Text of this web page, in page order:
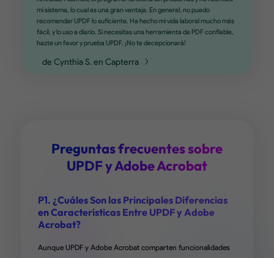
con un espacio entre ellas en lugar de un salto repentino a la
página. Esto haría que la experiencia del usuario fuera mucho
fluida.
de Joe Rak en Trustpilot
Amigables para el Usuario
He estado usando UPDF durante un año, y no puedo hablar lo
poderoso que combina funciones amigables con capacidades
avanzadas! La interfaz es limpia e intuitiva, lo que hace que sea
navegar por todas las herramientas. Me encanta cómo puedo
texto sin esfuerzo, anotar e incluso agregar imágenes a mis
Preguntas frecuentes sobre
UPDF y Adobe Acrobat
P1. ¿Cuáles Son las Principales Diferencias
en Características Entre UPDF y Adobe
Acrobat?
Aunque UPDF y Adobe Acrobat comparten funcionalidades